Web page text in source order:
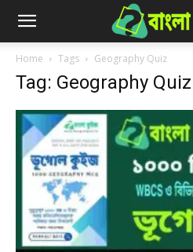
Home Tags Geography Quiz
Tag: Geography Quiz